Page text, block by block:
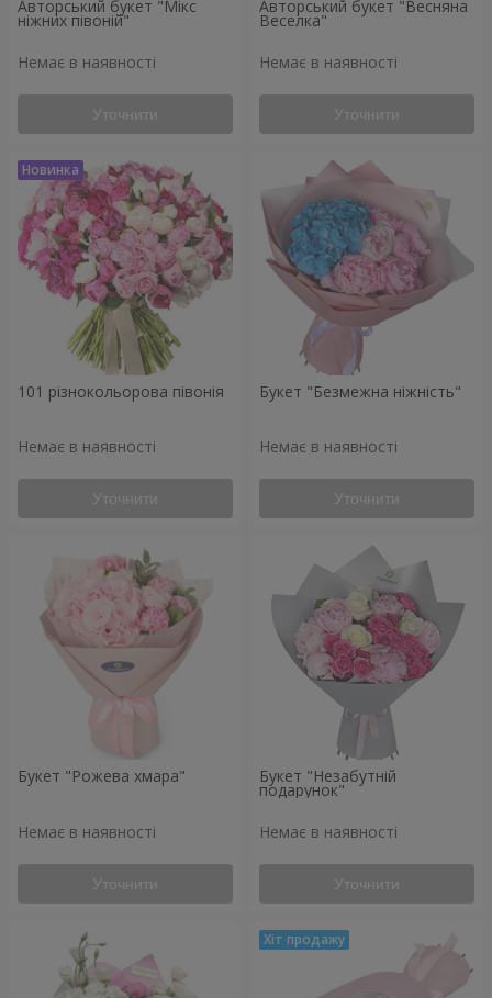
Авторський букет "Мікс
ніжних півоній"
Немає в наявності
Уточнити
Авторський букет "Весняна
Веселка"
Немає в наявності
Уточнити
101 різнокольорова півонія
Немає в наявності
Уточнити
Букет "Безмежна ніжність"
Немає в наявності
Уточнити
Букет "Рожева хмара"
Немає в наявності
Уточнити
Букет "Незабутній
подарунок"
Немає в наявності
Уточнити